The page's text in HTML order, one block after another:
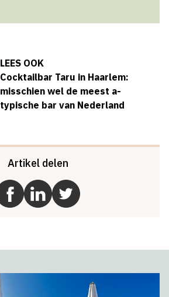
LEES OOK
Cocktailbar Taru in Haarlem:
misschien wel de meest a-
typische bar van Nederland
Artikel delen